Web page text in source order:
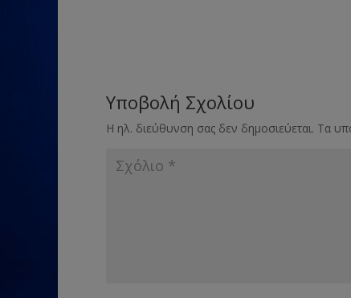
Υποβολή Σχολίου
Η ηλ. διεύθυνση σας δεν δημοσιεύεται. Τα